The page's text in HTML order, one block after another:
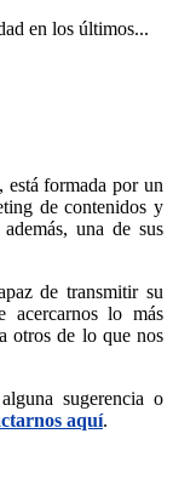
en los últimos...
formada por un
de contenidos y
una de sus
de transmitir su
acercarnos lo más
otros de lo que nos
sugerencia o
aquí.